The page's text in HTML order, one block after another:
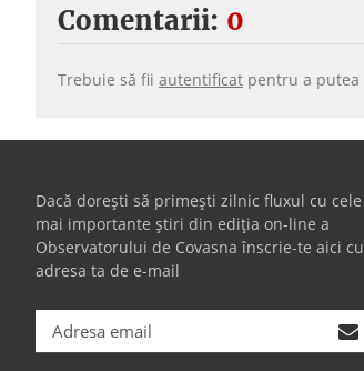
Comentarii: 0
Trebuie să fii autentificat pentru a putea
Dacă dorești să primești zilnic fluxul cu cele
mai importante știri din ediția on-line a
Observatorului de Covasna înscrie-te aici cu
adresa ta de e-mail